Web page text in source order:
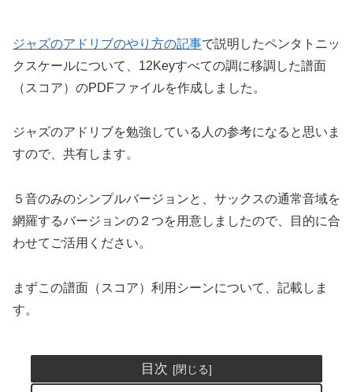
ジャズのアドリブのやり方の記事で説明したペンタトニッ
クスケールについて、12Keyすべての調に移調した譜面
（スコア）のPDFファイルを作成しました。
ジャズのアドリブを勉強している人の参考になると思いま
すので、共有します。
５音のみのシンプルバージョンと、サックスの通常音域を
網羅するバージョンの２つを用意しましたので、目的に合
わせてご活用ください。
まずこの譜面（スコア）利用シーンについて、記載しま
す。
目次